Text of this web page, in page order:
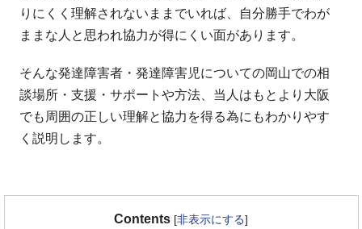
りにくく理解されないままでいれば、自分勝手でわが
ままな人と思われ協力が得にくい面があります。
そんな発達障害者・発達障害児についての岡山での相
談場所・支援・サポートや方法、当人はもとより大阪
でも周囲の正しい理解と協力を得る為にもわかりやす
く説明します。
Contents [非表示にする]